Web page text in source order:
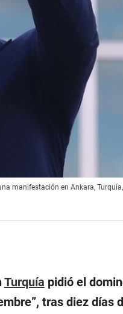
manifestación en Ankara,
Turquía pidió el
”, tras diez días